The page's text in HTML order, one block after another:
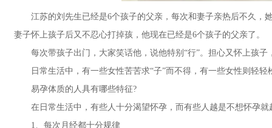
江苏的刘先生已经是6个孩子的父亲，每次和妻子亲热后不久，
妻子怀上孩子后又不忍心打掉孩，他现在已经是6个孩子的父亲了。
每次带孩子出门，大家笑话他，说他特别“行”。担心又怀上孩子
日常生活中，有一些女性苦苦求“子”而不得，有一些女性则轻轻
易孕体质的人具有哪些特征?
在日常生活中，有些人十分渴望怀孕，而有些人越是不想怀孕就
1、每次月经都十分规律